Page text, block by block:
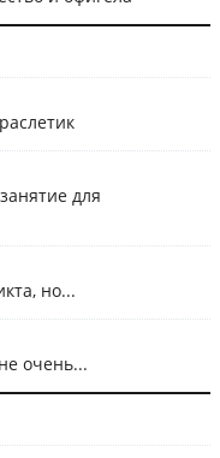
для
но...
очень...